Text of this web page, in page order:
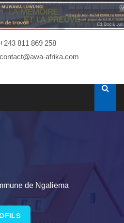
+243 811 869 258
contact@awa-afrika.com
de Ngaliema